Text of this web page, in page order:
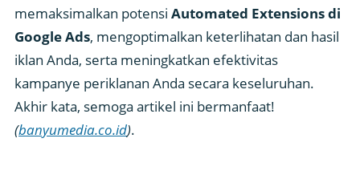
memaksimalkan potensi Automated Extensions di
Google Ads, mengoptimalkan keterlihatan dan hasil
iklan Anda, serta meningkatkan efektivitas
kampanye periklanan Anda secara keseluruhan.
Akhir kata, semoga artikel ini bermanfaat!
(banyumedia.co.id).